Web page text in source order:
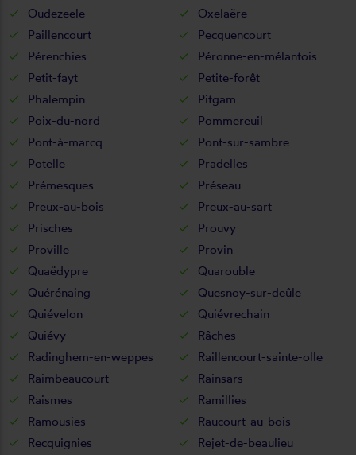
Oudezeele
Oxelaëre
Paillencourt
Pecquencourt
Pérenchies
Péronne-en-mélantois
Petit-fayt
Petite-forêt
Phalempin
Pitgam
Poix-du-nord
Pommereuil
Pont-à-marcq
Pont-sur-sambre
Potelle
Pradelles
Prémesques
Préseau
Preux-au-bois
Preux-au-sart
Prisches
Prouvy
Proville
Provin
Quaëdypre
Quarouble
Quérénaing
Quesnoy-sur-deûle
Quiévelon
Quiévrechain
Quiévy
Râches
Radinghem-en-weppes
Raillencourt-sainte-olle
Raimbeaucourt
Rainsars
Raismes
Ramillies
Ramousies
Raucourt-au-bois
Recquignies
Rejet-de-beaulieu